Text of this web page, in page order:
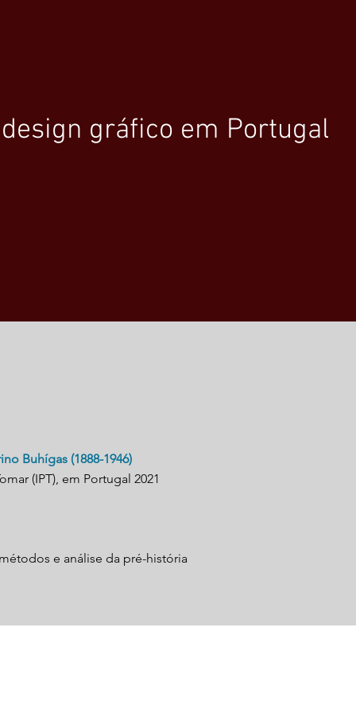
gráfico em Portugal
Buhígas (1888-1946)
(IPT), em Portugal 2021
e análise da pré-história